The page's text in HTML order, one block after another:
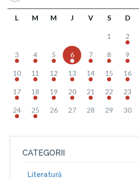
L M M J V S D
1 2
3 4 5 6 7 8 9
10 11 12 13 14 15 16
17 18 19 20 21 22 23
24 25 26 27 28 29 30
CATEGORII
Literatură